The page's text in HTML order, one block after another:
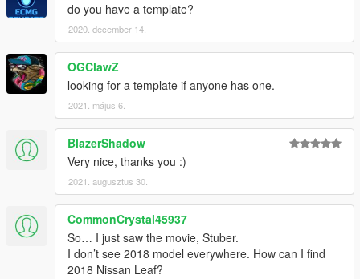
do you have a template?
2020. december 14.
OGClawZ
looking for a template if anyone has one.
2021. május 6.
BlazerShadow
Very nice, thanks you :)
2021. augusztus 30.
CommonCrystal45937
So… I just saw the movie, Stuber.
I don’t see 2018 model everywhere. How can I find
2018 Nissan Leaf?